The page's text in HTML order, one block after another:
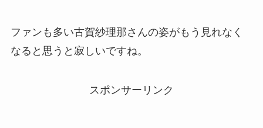
ファンも多い古賀紗理那さんの姿がもう見れなく
なると思うと寂しいですね。
スポンサーリンク